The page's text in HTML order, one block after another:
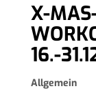
X-
16.-
Allgemein